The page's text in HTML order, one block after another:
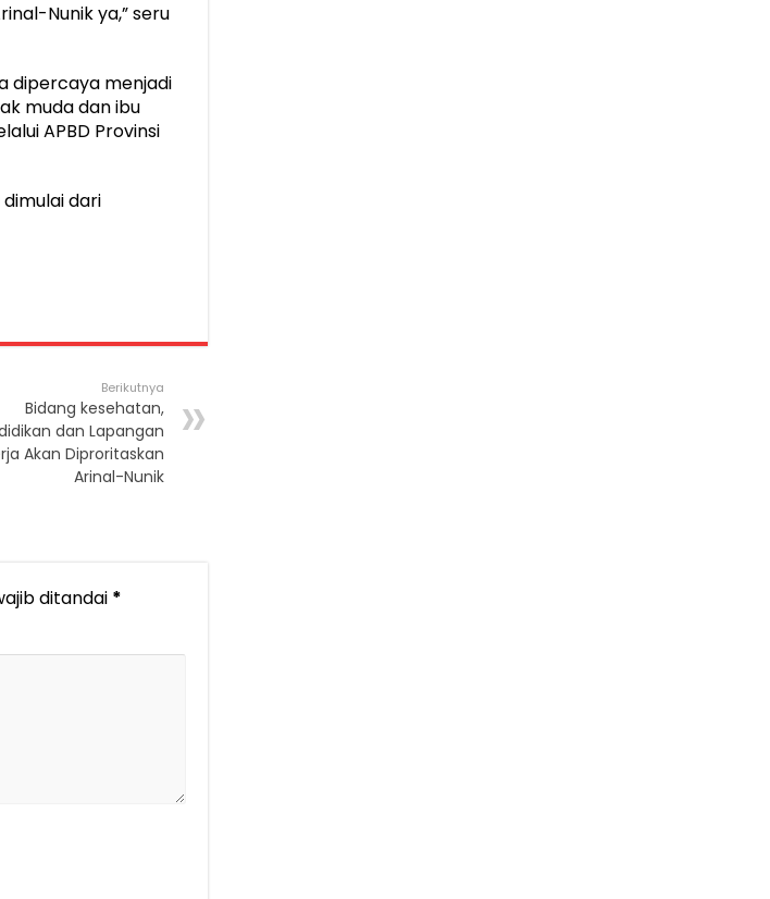
Nunik ya,” seru
dipercaya menjadi
muda dan ibu
APBD Provinsi
dari
Berikutnya
Bidang kesehatan,
dan Lapangan
Akan Diproritaskan
Arinal-Nunik
ditandai *